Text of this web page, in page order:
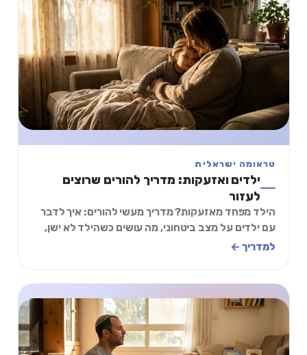
טראומה ישראלית
ילדים ואזעקות: מדריך להורים שרוצים
לעזור
הילד מפחד מאזעקות? מדריך מעשי להורים: איך לדבר
עם ילדים על מצב ביטחוני, מה עושים כשהילד לא ישן,
תרגיל של 2 דקות להרגעה.
למדריך ←